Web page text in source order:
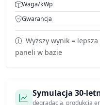
Waga/kWp
Gwarancja
Wyższy wynik =
paneli w bazie
Symulacja 30-
degradacja, produkcja